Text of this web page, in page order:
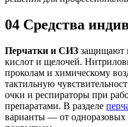
04 Средства
Перчатки и СИЗ защищают
кислот и щелочей.
проколам и химическому
тактильную
очки и респираторы при
препаратами. В разделе
варианты — от